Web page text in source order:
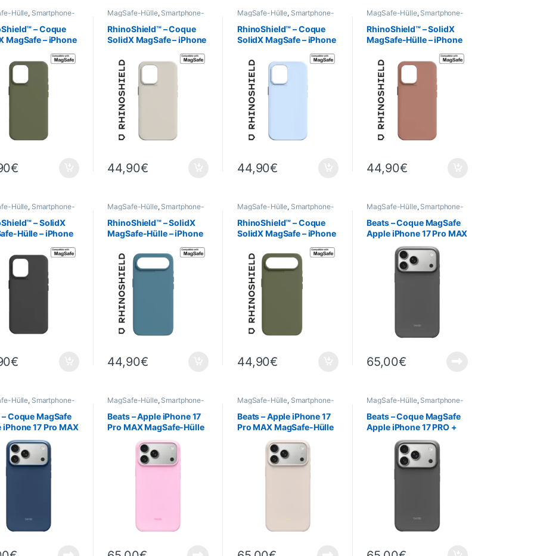
Hülle, Smartphone-
& -Cases
Mobil
,Telefonie
– Coque
MagSafe – iPhone
€
MagSafe-Hülle, Smartphone-
Hüllen & -Cases
Mobil
RhinoShield,Telefonie
RhinoShield™ – Coque
SolidX MagSafe – iPhone
44,90€
MagSafe-Hülle, Smartphone-
Hüllen & -Cases
Mobil
RhinoShield,Telefonie
RhinoShield™ – Coque
SolidX MagSafe – iPhone
44,90€
MagSafe-Hülle, Smartphone-
Hüllen & -Cases
Mobil
RhinoShield,Telefonie
RhinoShield™ – SolidX
MagSafe-Hülle – iPhone
44,90€
Hülle, Smartphone-
& -Cases
Mobil
,Telefonie
– SolidX
Hülle – iPhone
€
MagSafe-Hülle, Smartphone-
Hüllen & -Cases
Mobil
RhinoShield,Telefonie
RhinoShield™ – SolidX
MagSafe-Hülle – iPhone
44,90€
MagSafe-Hülle, Smartphone-
Hüllen & -Cases
Mobil
RhinoShield,Telefonie
RhinoShield™ – Coque
SolidX MagSafe – iPhone
44,90€
MagSafe-Hülle, Smartphone-
Hüllen & -Cases
Mobil
Telefonie
Beats – Coque MagSafe
Apple iPhone 17 Pro MAX
+ Commande de
l’appareil photo – Gris
65,00€
Hülle, Smartphone-
& -Cases
Mobil
– Coque MagSafe
iPhone 17 Pro MAX
de
photo – Bleu
MagSafe-Hülle, Smartphone-
Hüllen & -Cases
Mobil
Telefonie
Beats – Apple iPhone 17
Pro MAX MagSafe-Hülle
+ Kamera-Steuerung –
Rose Quartz
MagSafe-Hülle, Smartphone-
Hüllen & -Cases
Mobil
Telefonie
Beats – Apple iPhone 17
Pro MAX MagSafe-Hülle
+ Kamerasteuerung –
Gipsgrau
MagSafe-Hülle, Smartphone-
Hüllen & -Cases
Mobil
Telefonie
Beats – Coque MagSafe
Apple iPhone 17 PRO +
Commande de l’appareil
photo – Gris granite